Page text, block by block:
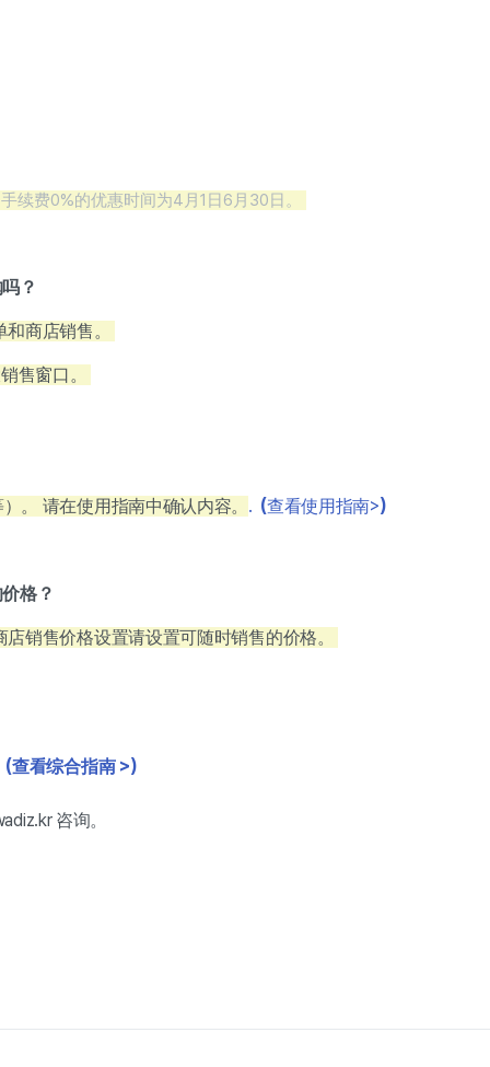
续费0%的优惠时间为4月1日6月30日。
？
商店销售。
售窗口。
。 请在使用指南中确认内容。 . (查看使用指南>)
格？
销售价格设置请设置可随时销售的价格。
(查看综合指南 >)
咨询。